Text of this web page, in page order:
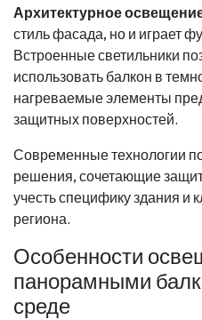
Архитектурное
стиль фасада, но и играет
Встроенные светильники
использовать балкон в
нагреваемые элементы
защитных поверхностей.
Современные технологии
решения, сочетающие
учесть специфику здания и
региона.
Особенности
панорамными
среде